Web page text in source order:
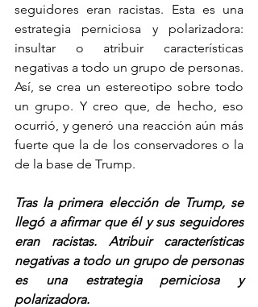
seguidores eran racistas. Esta es una
estrategia perniciosa y polarizadora:
insultar o atribuir características
negativas a todo un grupo de personas.
Así, se crea un estereotipo sobre todo
un grupo. Y creo que, de hecho, eso
ocurrió, y generó una reacción aún más
fuerte que la de los conservadores o la
de la base de Trump.
Tras la primera elección de Trump, se
llegó a afirmar que él y sus seguidores
eran racistas. Atribuir características
negativas a todo un grupo de personas
es una estrategia perniciosa y
polarizadora.